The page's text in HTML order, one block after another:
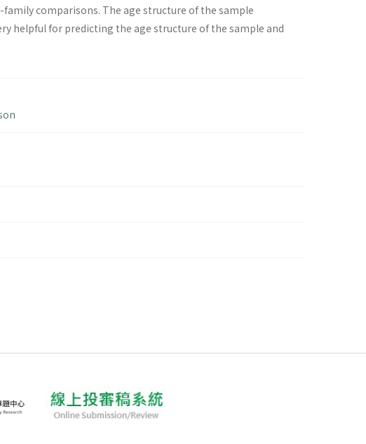
comparisons. The age structure of the sample
helpful for predicting the age structure of the sample and